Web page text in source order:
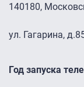
140180,
ул. Гагарина,
Год запуска